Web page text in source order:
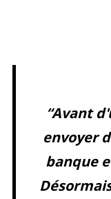
“Avant
envoyer
banque